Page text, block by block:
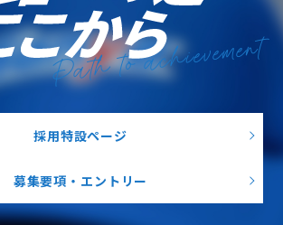
Path to achievement
採用特設ページ
募集要項・エントリー